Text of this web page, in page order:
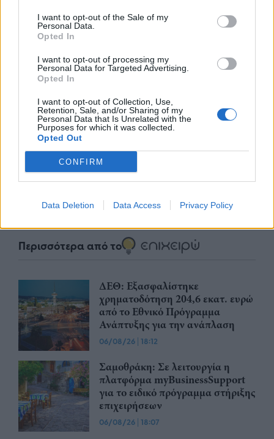
I want to opt-out of the Sale of my
Personal Data.
Opted In
I want to opt-out of processing my
Personal Data for Targeted Advertising.
Opted In
I want to opt-out of Collection, Use,
Retention, Sale, and/or Sharing of my
Personal Data that Is Unrelated with the
Purposes for which it was collected.
Opted Out
CONFIRM
Data Deletion Data Access Privacy Policy
TP Greece: Πώς διαμορφώνεται το
μέλλον του Insurance στην εποχή του AI
Advertorial
Περισσότερα από το
ΔΕΘ: Εξασφαλίστηκε
χρηματοδότηση 204,6 εκατ. ευρώ
από το Εθνικό Πρόγραμμα
Ανάπτυξης για την ανάπλαση
06/08/26 | 18:12
Σαμοθράκη: Σε λειτουργία η
πλατφόρμα myBusinessSupport
για το ειδικό πρόγραμμα στήριξης
επιχειρήσεων
06/08/26 | 18:07